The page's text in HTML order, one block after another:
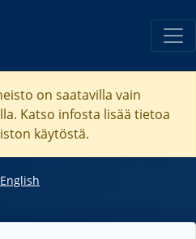
on saatavilla vain
Katso infosta lisää tietoa
käytöstä.